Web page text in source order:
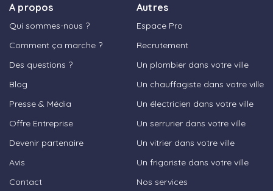
A propos
Qui sommes-nous ?
Comment ça marche ?
Des questions ?
Blog
Presse & Média
Offre Entreprise
Devenir partenaire
Avis
Contact
Autres
Espace Pro
Recrutement
Un plombier dans votre ville
Un chauffagiste dans votre ville
Un électricien dans votre ville
Un serrurier dans votre ville
Un vitrier dans votre ville
Un frigoriste dans votre ville
Nos services